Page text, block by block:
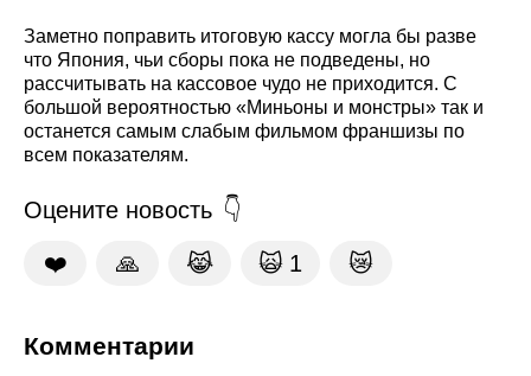
Заметно поправить итоговую кассу могла бы разве
что Япония, чьи сборы пока не подведены, но
рассчитывать на кассовое чудо не приходится. С
большой вероятностью «Миньоны и монстры» так и
останется самым слабым фильмом франшизы по
всем показателям.
Оцените новость
❤️ 🙏 😹 🙀 1 😿
Комментарии